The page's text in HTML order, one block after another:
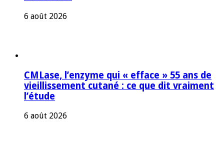
6 août 2026
CMLase, l’enzyme qui « efface » 55 ans de
vieillissement cutané : ce que dit vraiment
l’étude
6 août 2026